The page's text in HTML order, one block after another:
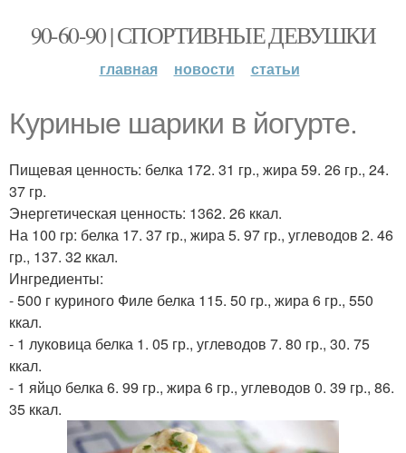
90-60-90 | СПОРТИВНЫЕ ДЕВУШКИ
главная новости статьи
Куриные шарики в йогурте.
Пищевая ценность: белка 172. 31 гр., жира 59. 26 гр., 24.
37 гр.
Энергетическая ценность: 1362. 26 ккал.
На 100 гр: белка 17. 37 гр., жира 5. 97 гр., углеводов 2. 46
гр., 137. 32 ккал.
Ингредиенты:
- 500 г куриного Филе белка 115. 50 гр., жира 6 гр., 550
ккал.
- 1 луковица белка 1. 05 гр., углеводов 7. 80 гр., 30. 75
ккал.
- 1 яйцо белка 6. 99 гр., жира 6 гр., углеводов 0. 39 гр., 86.
35 ккал.